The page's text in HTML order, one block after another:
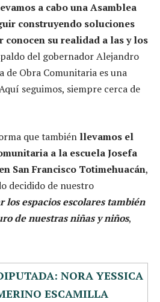
a cabo una Asamblea
construyendo soluciones
conocen su realidad a las y los
del gobernador Alejandro
de Obra Comunitaria es una
seguimos, siempre cerca de
que también llevamos el
a la escuela Josefa
San Francisco Totimehuacán,
decidido de nuestro
los espacios escolares también
de nuestras niñas y niños,
NORA YESSICA
ESCAMILLA